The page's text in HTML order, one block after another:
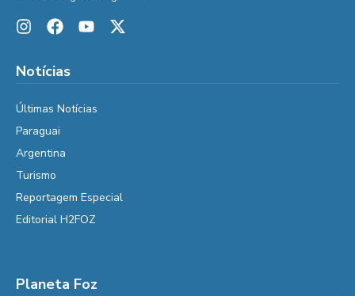
Notícias
Últimas Notícias
Paraguai
Argentina
Turismo
Reportagem Especial
Editorial H2FOZ
Planeta Foz